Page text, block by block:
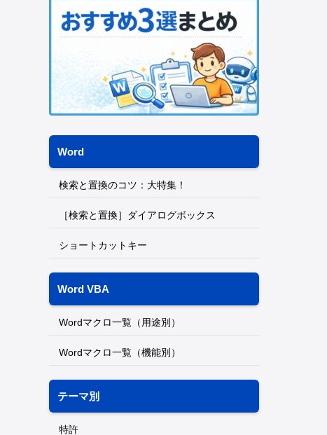
Word
検索と置換のコツ：大特集！
［検索と置換］ダイアログボックス
ショートカットキー
Word VBA
Wordマクロ一覧（用途別）
Wordマクロ一覧（機能別）
テーマ別
特許